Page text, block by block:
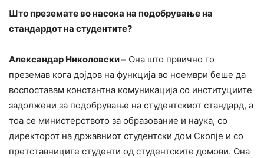
Што преземате во насока на подобрување на
стандардот на студентите?
Александар Николовски – Она што првично го
преземав кога дојдов на функција во ноември беше да
воспоставам константна комуникација со институциите
задолжени за подобрување на студентскиот стандард, а
тоа се министерството за образование и наука, со
директорот на државниот студентски дом Скопје и со
претставниците студенти од студентските домови. Она